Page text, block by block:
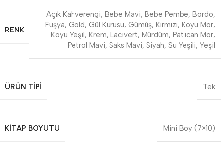
RENK
Açık Kahverengi, Bebe Mavi, Bebe Pembe, Bordo,
Fuşya, Gold, Gül Kurusu, Gümüş, Kırmızı, Koyu Mor,
Koyu Yeşil, Krem, Lacivert, Mürdüm, Patlıcan Mor,
Petrol Mavi, Saks Mavi, Siyah, Su Yeşili, Yeşil
ÜRÜN TIPI Tek
KITAP BOYUTU Mini Boy (7×10)